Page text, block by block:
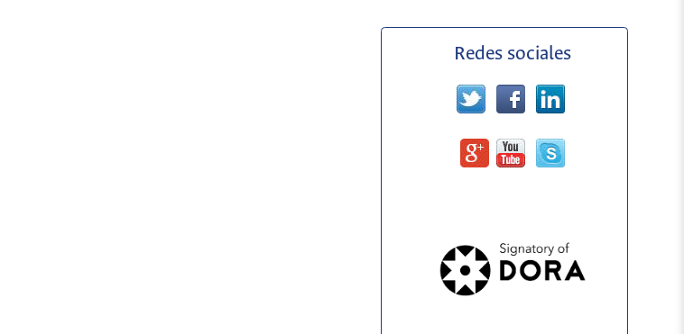
Redes sociales